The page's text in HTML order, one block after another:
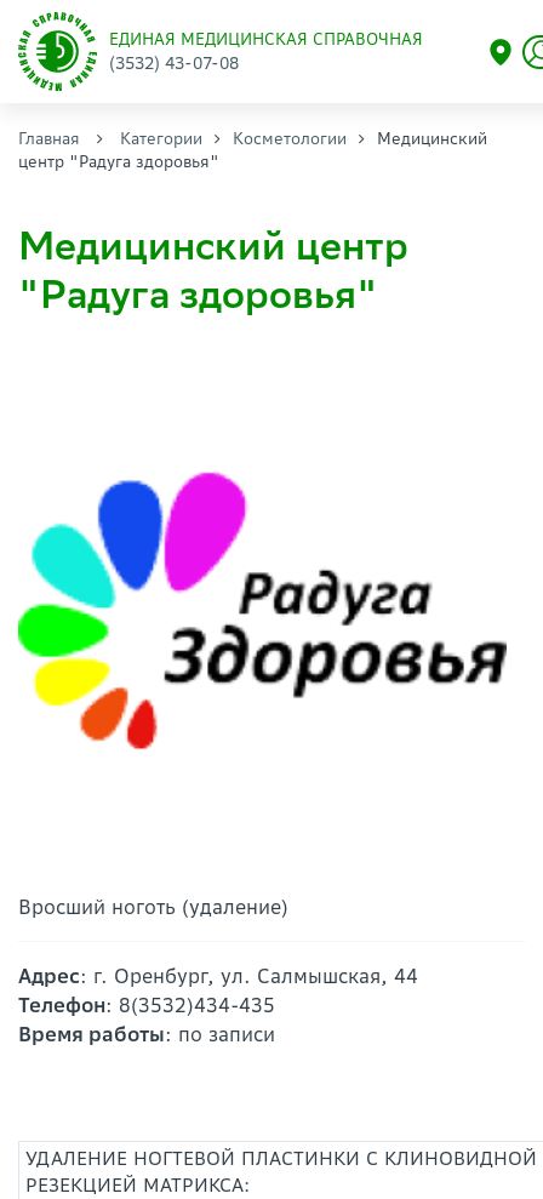
ЕДИНАЯ МЕДИЦИНСКАЯ СПРАВОЧНАЯ
(3532) 43-07-08
Главная Категории Косметологии
Медицинский
центр "Радуга здоровья"
Медицинский центр
"Радуга здоровья"
Вросший ноготь (удаление)
Адрес: г. Оренбург, ул. Салмышская, 44
Телефон: 8(3532)434-435
Время работы: по записи
УДАЛЕНИЕ НОГТЕВОЙ ПЛАСТИНКИ С КЛИНОВИДНОЙ
РЕЗЕКЦИЕЙ МАТРИКСА: